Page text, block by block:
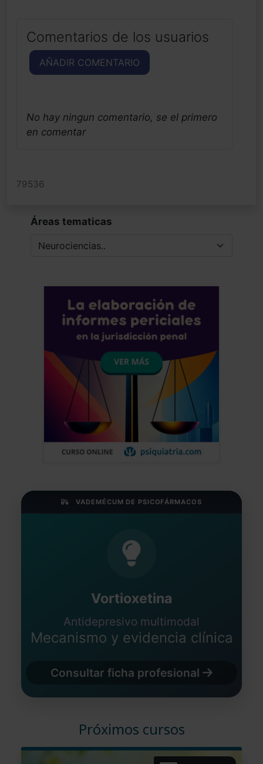
Comentarios de los usuarios
AÑADIR COMENTARIO
No hay ningun comentario, se el primero
en comentar
79536
Áreas tematicas
VADEMÉCUM DE PSICOFÁRMACOS
Vortioxetina
Antidepresivo multimodal
Mecanismo y evidencia clínica
Consultar ficha profesional
Próximos cursos